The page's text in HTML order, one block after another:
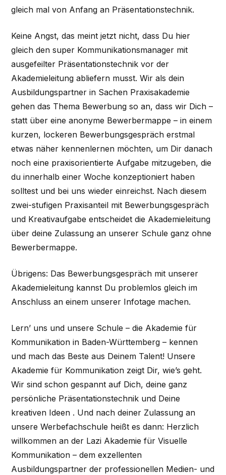
gleich mal von Anfang an Präsentationstechnik.
Keine Angst, das meint jetzt nicht, dass Du hier
gleich den super Kommunikationsmanager mit
ausgefeilter Präsentationstechnik vor der
Akademieleitung abliefern musst. Wir als dein
Ausbildungspartner in Sachen Praxisakademie
gehen das Thema Bewerbung so an, dass wir Dich –
statt über eine anonyme Bewerbermappe – in einem
kurzen, lockeren Bewerbungsgespräch erstmal
etwas näher kennenlernen möchten, um Dir danach
noch eine praxisorientierte Aufgabe mitzugeben, die
du innerhalb einer Woche konzeptioniert haben
solltest und bei uns wieder einreichst. Nach diesem
zwei-stufigen Praxisanteil mit Bewerbungsgespräch
und Kreativaufgabe entscheidet die Akademieleitung
über deine Zulassung an unserer Schule ganz ohne
Bewerbermappe.
Übrigens: Das Bewerbungsgespräch mit unserer
Akademieleitung kannst Du problemlos gleich im
Anschluss an einem unserer Infotage machen.
Lern’ uns und unsere Schule – die Akademie für
Kommunikation in Baden-Württemberg – kennen
und mach das Beste aus Deinem Talent! Unsere
Akademie für Kommunikation zeigt Dir, wie’s geht.
Wir sind schon gespannt auf Dich, deine ganz
persönliche Präsentationstechnik und Deine
kreativen Ideen . Und nach deiner Zulassung an
unsere Werbefachschule heißt es dann: Herzlich
willkommen an der Lazi Akademie für Visuelle
Kommunikation – dem exzellenten
Ausbildungspartner der professionellen Medien- und